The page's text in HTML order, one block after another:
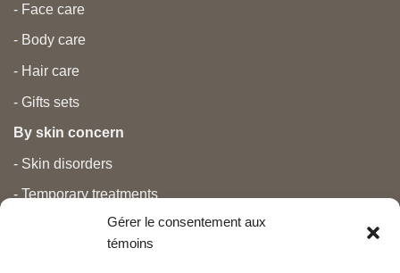
Gérer le consentement aux
témoins
- Face care
- Body care
- Hair care
- Gifts sets
By skin concern
- Skin disorders
- Temporary treatments